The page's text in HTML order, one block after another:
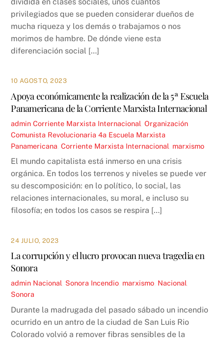
privilegiados que se pueden considerar dueños de
mucha riqueza y los demás o trabajamos o nos
morimos de hambre. De dónde viene esta
diferenciación social […]
10 AGOSTO, 2023
Apoya económicamente la realización de la 5ª Escuela
Panamericana de la Corriente Marxista Internacional
admin Corriente Marxista Internacional ,Organización
Comunista Revolucionaria 4a Escuela Marxista
Panamericana ,Corriente Marxista Internacional marxismo
El mundo capitalista está inmerso en una crisis
orgánica. En todos los terrenos y niveles se puede ver
su descomposición: en lo político, lo social, las
relaciones internacionales, su moral, e incluso su
filosofía; en todos los casos se respira […]
24 JULIO, 2023
La corrupción y el lucro provocan nueva tragedia en
Sonora
admin Nacional Sonora Incendio marxismo Nacional
Sonora
Durante la madrugada del pasado sábado un incendio
ocurrido en un antro de la ciudad de San Luis Rio
Colorado volvió a remover fibras sensibles de la